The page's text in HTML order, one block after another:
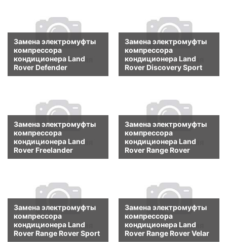
Замена электромуфты
компрессора
кондиционера Land
Rover Defender
Замена электромуфты
компрессора
кондиционера Land
Rover Discovery Sport
Замена электромуфты
компрессора
кондиционера Land
Rover Freelander
Замена электромуфты
компрессора
кондиционера Land
Rover Range Rover
Замена электромуфты
компрессора
кондиционера Land
Rover Range Rover Sport
Замена электромуфты
компрессора
кондиционера Land
Rover Range Rover Velar